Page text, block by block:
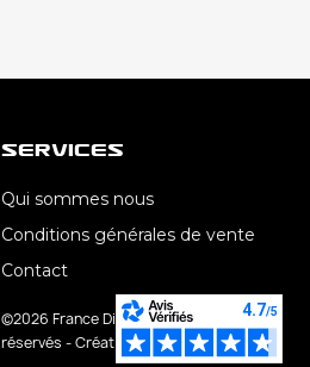
Services
Qui sommes nous
Conditions générales de vente
Contact
©2026 France Direct Lub - Tous droits
réservés - Création AroConseil